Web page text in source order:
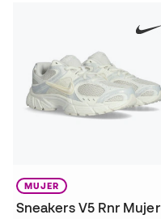
MUJER
Sneakers V5 Rnr Mujer